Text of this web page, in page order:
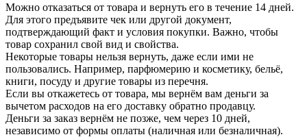
Можно отказаться от товара и вернуть его в течение 14 дней.
Для этого предъявите чек или другой документ,
подтверждающий факт и условия покупки. Важно, чтобы
товар сохранил свой вид и свойства.
Некоторые товары нельзя вернуть, даже если ими не
пользовались. Например, парфюмерию и косметику, бельё,
книги, посуду и другие товары из перечня.
Если вы откажетесь от товара, мы вернём вам деньги за
вычетом расходов на его доставку обратно продавцу.
Деньги за заказ вернём не позже, чем через 10 дней,
независимо от формы оплаты (наличная или безналичная).